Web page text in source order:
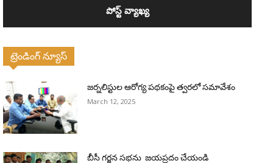
ట్రెండింగ్ న్యూస్
జర్నలిస్టుల ఆరోగ్య పథకంపై త్వరలో సమావేశం
March 12, 2025
బీసీ గర్జన సభను జయప్రదం చేయండి